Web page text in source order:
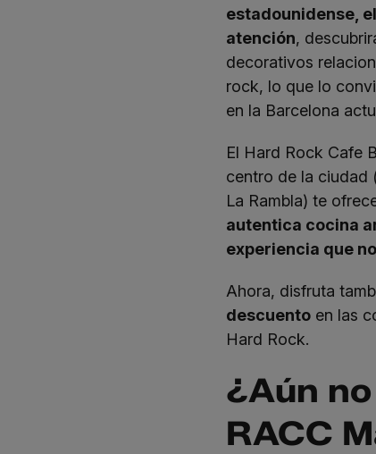
estadounidense,
atención,
decorativos
rock, lo que lo
en la Barcelona
El Hard Rock Cafe
centro de la ciudad
La Rambla) te
autentica cocina
experiencia que
Ahora, disfruta
descuentoen las
Hard Rock.
¿Aún
RACC